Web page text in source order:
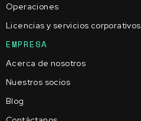
Operaciones
Licencias y servicios corporativos
EMPRESA
Acerca de nosotros
Nuestros socios
Blog